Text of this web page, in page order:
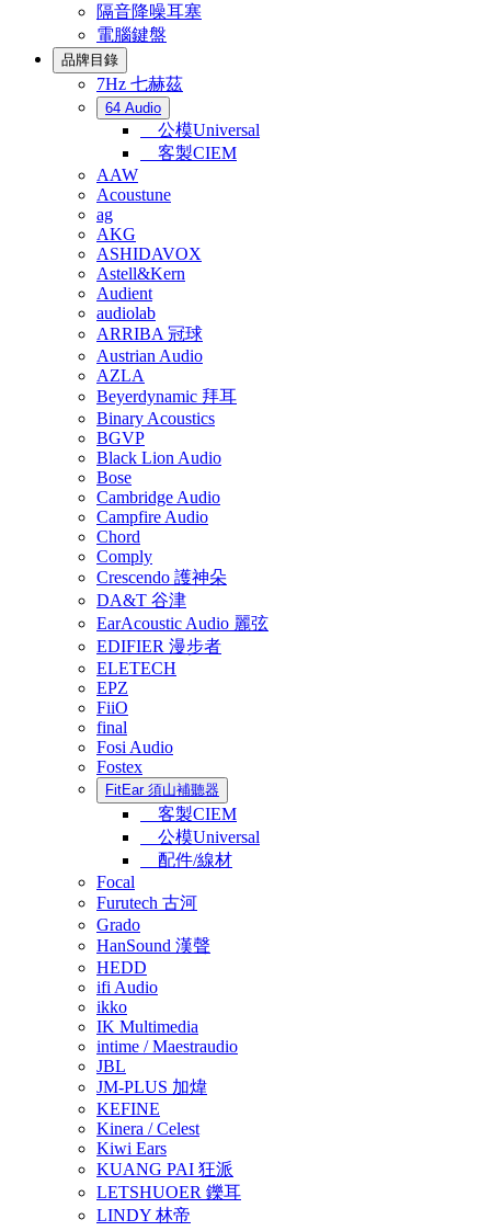
隔音降噪耳塞
電腦鍵盤
品牌目錄
7Hz 七赫茲
64 Audio
公模Universal
客製CIEM
AAW
Acoustune
ag
AKG
ASHIDAVOX
Astell&Kern
Audient
audiolab
ARRIBA 冠球
Austrian Audio
AZLA
Beyerdynamic 拜耳
Binary Acoustics
BGVP
Black Lion Audio
Bose
Cambridge Audio
Campfire Audio
Chord
Comply
Crescendo 護神朵
DA&T 谷津
EarAcoustic Audio 麗弦
EDIFIER 漫步者
ELETECH
EPZ
FiiO
final
Fosi Audio
Fostex
FitEar 須山補聽器
客製CIEM
公模Universal
配件/線材
Focal
Furutech 古河
Grado
HanSound 漢聲
HEDD
ifi Audio
ikko
IK Multimedia
intime / Maestraudio
JBL
JM-PLUS 加煒
KEFINE
Kinera / Celest
Kiwi Ears
KUANG PAI 狂派
LETSHUOER 鑠耳
LINDY 林帝